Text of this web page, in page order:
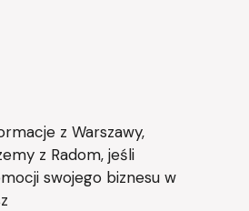
z Warszawy,
z Radom, jeśli
swojego biznesu w